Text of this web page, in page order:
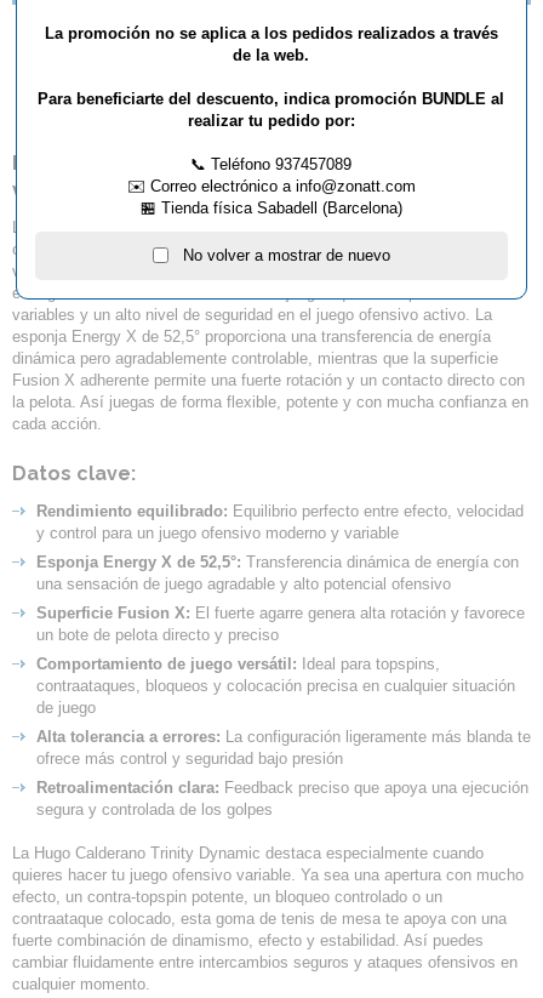
Goma Trinity Hugo
Calderano Dynamic
Hugo Calderano Trinity Dynamic – goma ofensiva
versátil con equilibrio perfecto
La Hugo Calderano Trinity Dynamic fue diseñada para jugadores
ofensivos modernos que desean combinar de manera óptima efecto,
velocidad y control. Desarrollada en colaboración con Hugo Calderano,
esta goma te ofrece una sensación de juego equilibrada para situaciones
variables y un alto nivel de seguridad en el juego ofensivo activo. La
esponja Energy X de 52,5° proporciona una transferencia de energía
dinámica pero agradablemente controlable, mientras que la superficie
Fusion X adherente permite una fuerte rotación y un contacto directo con
la pelota. Así juegas de forma flexible, potente y con mucha confianza en
cada acción.
Datos clave:
Rendimiento equilibrado: Equilibrio perfecto entre efecto, velocidad
y control para un juego ofensivo moderno y variable
Esponja Energy X de 52,5°: Transferencia dinámica de energía con
una sensación de juego agradable y alto potencial ofensivo
Superficie Fusion X: El fuerte agarre genera alta rotación y favorece
un bote de pelota directo y preciso
Comportamiento de juego versátil: Ideal para topspins,
contraataques, bloqueos y colocación precisa en cualquier situación
de juego
Alta tolerancia a errores: La configuración ligeramente más blanda te
ofrece más control y seguridad bajo presión
Retroalimentación clara: Feedback preciso que apoya una ejecución
segura y controlada de los golpes
La Hugo Calderano Trinity Dynamic destaca especialmente cuando
quieres hacer tu juego ofensivo variable. Ya sea una apertura con mucho
efecto, un contra-topspin potente, un bloqueo controlado o un
contraataque colocado, esta goma de tenis de mesa te apoya con una
fuerte combinación de dinamismo, efecto y estabilidad. Así puedes
cambiar fluidamente entre intercambios seguros y ataques ofensivos en
cualquier momento.
La promoción no se aplica a los pedidos realizados a través
de la web.
Para beneficiarte del descuento, indica promoción BUNDLE al
realizar tu pedido por:
📞 Teléfono 937457089
✉️ Correo electrónico a info@zonatt.com
🏪 Tienda física Sabadell (Barcelona)
No volver a mostrar de nuevo